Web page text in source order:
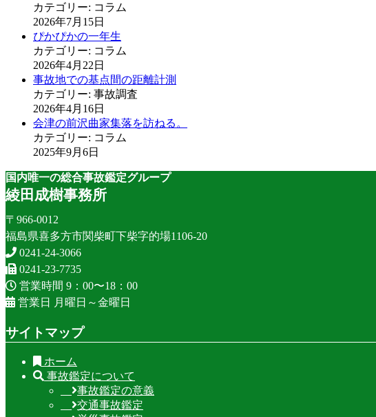
カテゴリー: コラム
2026年7月15日
ぴかぴかの一年生
カテゴリー: コラム
2026年4月22日
事故地での基点間の距離計測
カテゴリー: 事故調査
2026年4月16日
会津の前沢曲家集落を訪ねる。
カテゴリー: コラム
2025年9月6日
国内唯一の総合事故鑑定グループ
綾田成樹事務所
〒966-0012
福島県喜多方市関柴町下柴字的場1106-20
0241-24-3066
0241-23-7735
営業時間 9：00〜18：00
営業日 月曜日～金曜日
サイトマップ
ホーム
事故鑑定について
事故鑑定の意義
交通事故鑑定